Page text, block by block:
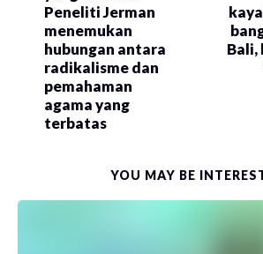
Peneliti Jerman
menemukan
hubungan antara
radikalisme dan
pemahaman
agama yang
terbatas
YOU MAY BE